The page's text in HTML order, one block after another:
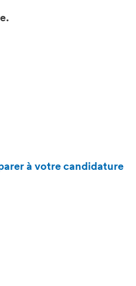
à votre candidature